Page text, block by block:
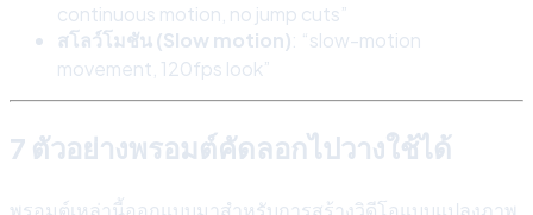
continuous motion, no jump cuts”
สโลว์โมชัน (Slow motion): “slow-motion
movement, 120fps look”
7 ตัวอย่างพรอมต์คัดลอกไปวางใช้ได้
พรอมต์เหล่านี้ออกแบบมาสำหรับการสร้างวิดีโอแบบแปลงภาพ